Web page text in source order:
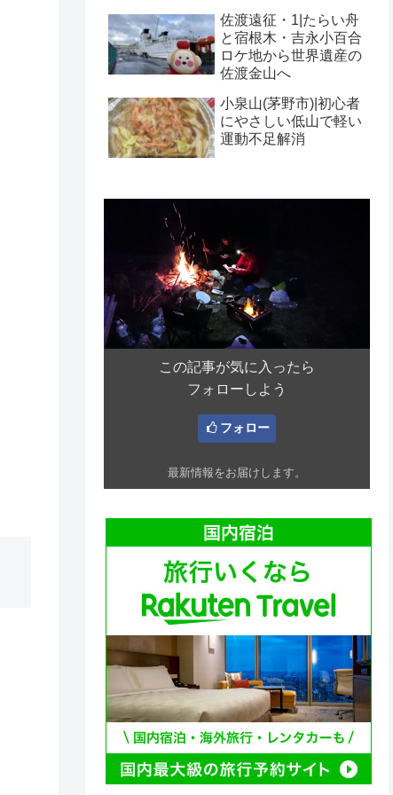
佐渡遠征・1|たらい舟
と宿根木・吉永小百合
ロケ地から世界遺産の
佐渡金山へ
小泉山(茅野市)|初心者
にやさしい低山で軽い
運動不足解消
この記事が気に入ったら
フォローしよう
フォロー
最新情報をお届けします。